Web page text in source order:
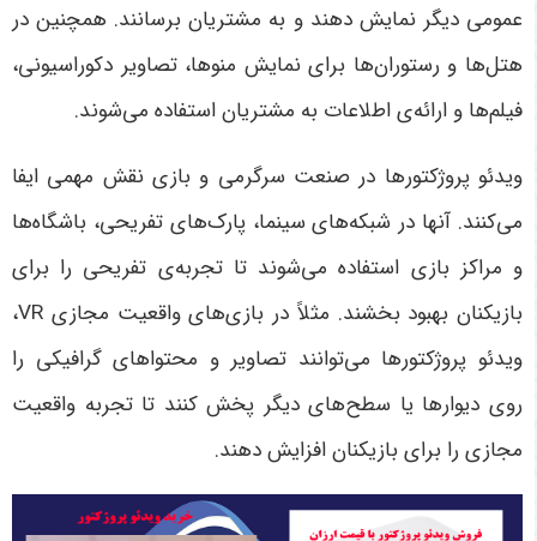
عمومی دیگر نمایش دهند و به مشتریان برسانند. همچنین در
هتل‌ها و رستوران‌ها برای نمایش منوها، تصاویر دکوراسیونی،
فیلم‌ها و ارائه‌ی اطلاعات به مشتریان استفاده می‌شوند.
ویدئو پروژکتورها در صنعت سرگرمی و بازی نقش مهمی ایفا
می‌کنند. آنها در شبکه‌های سینما، پارک‌های تفریحی، باشگاه‌ها
و مراکز بازی استفاده می‌شوند تا تجربه‌ی تفریحی را برای
بازیکنان بهبود بخشند. مثلاً در بازی‌های واقعیت مجازی VR،
ویدئو پروژکتورها می‌توانند تصاویر و محتواهای گرافیکی را
روی دیوارها یا سطح‌های دیگر پخش کنند تا تجربه واقعیت
مجازی را برای بازیکنان افزایش دهند.